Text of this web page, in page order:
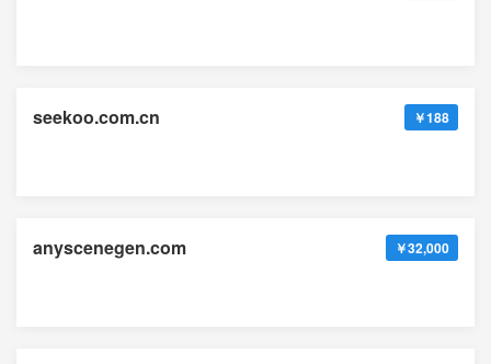
seekoo.com.cn ￥188
anyscenegen.com ￥32,000